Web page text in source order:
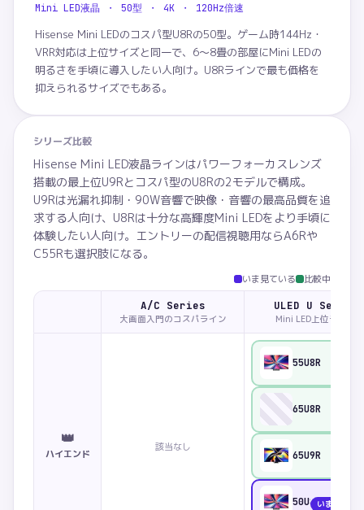
Mini LED液晶 ・ 50型 ・ 4K ・ 120Hz倍速
Hisense Mini LEDのコスパ型U8Rの50型。ゲーム時144Hz・
VRR対応は上位サイズと同一で、6〜8畳の部屋にMini LEDの
明るさを手頃に導入したい人向け。U8Rラインで最も価格を
抑えられるサイズでもある。
シリーズ比較
Hisense Mini LED液晶ラインはパワーフォーカスレンズ
搭載の最上位U9Rとコスパ型のU8Rの2モデルで構成。
U9Rは光漏れ抑制・90W音響で映像・音響の最高品質を追
求する人向け、U8Rは十分な高輝度Mini LEDをより手頃に
体験したい人向け。エントリーの配信視聴用ならA6Rや
C55Rも選択肢になる。
いま見ている 比較中
A/C Series
大画面入門のコスパライン
ULED U Series
Mini LED上位ライン
👑
ハイエンド
該当なし
55U8R
65U8R
65U9R
50U8Rいま見てい